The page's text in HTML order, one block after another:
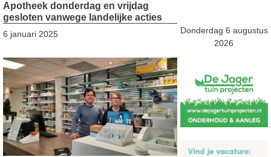
Apotheek donderdag en vrijdag
gesloten vanwege landelijke acties
6 januari 2025
Donderdag 6 augustus
2026